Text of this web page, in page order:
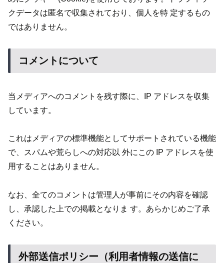
クデータは匿名で収集されており、個人を特 定するもの
ではありません。
コメントについて
当メディアへのコメントを残す際に、IP アドレスを収集
しています。
これはメディアの標準機能としてサポートされている機能
で、スパムや荒らしへの対応以 外にこの IP アドレスを使
用することはありません。
なお、全てのコメントは管理人が事前にその内容を確認
し、承認した上での掲載となりま す。あらかじめご了承
ください。
外部送信ポリシー（利用者情報の送信に